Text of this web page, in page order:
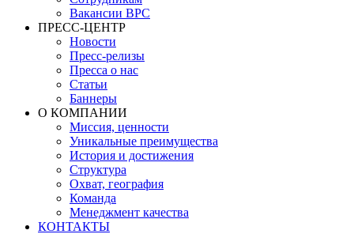
Вакансии BPC
ПРЕСС-ЦЕНТР
Новости
Пресс-релизы
Пресса о нас
Статьи
Баннеры
О КОМПАНИИ
Миссия, ценности
Уникальные преимущества
История и достижения
Структура
Охват, география
Команда
Менеджмент качества
КОНТАКТЫ